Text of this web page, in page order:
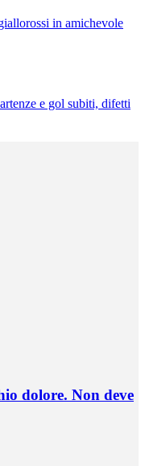
in amichevole
e gol subiti, difetti
dolore. Non deve